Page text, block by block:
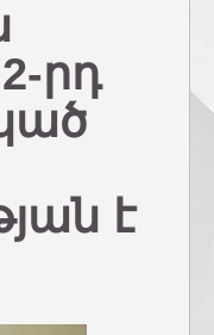
րդ
է